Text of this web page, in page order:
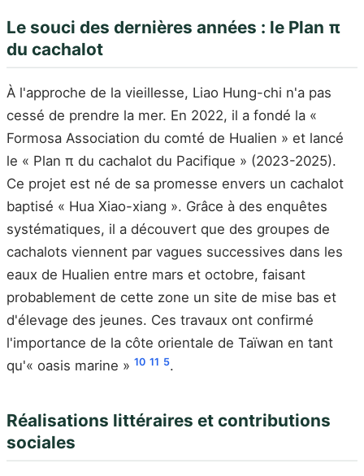
Le souci des dernières années : le Plan π
du cachalot
À l'approche de la vieillesse, Liao Hung-chi n'a pas
cessé de prendre la mer. En 2022, il a fondé la «
Formosa Association du comté de Hualien » et lancé
le « Plan π du cachalot du Pacifique » (2023-2025).
Ce projet est né de sa promesse envers un cachalot
baptisé « Hua Xiao-xiang ». Grâce à des enquêtes
systématiques, il a découvert que des groupes de
cachalots viennent par vagues successives dans les
eaux de Hualien entre mars et octobre, faisant
probablement de cette zone un site de mise bas et
d'élevage des jeunes. Ces travaux ont confirmé
l'importance de la côte orientale de Taïwan en tant
qu'« oasis marine » 10 11 5.
Réalisations littéraires et contributions
sociales